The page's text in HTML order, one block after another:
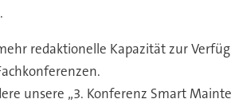
redaktionelle Kapazität zur
unsere „3. Konferenz Smart